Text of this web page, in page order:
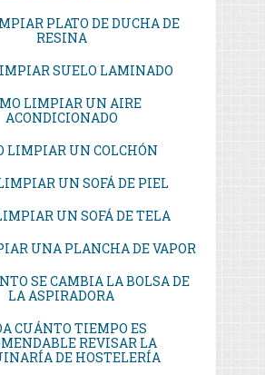
PLATO DE DUCHA DE
RESINA
SUELO LAMINADO
LIMPIAR UN AIRE
ACONDICIONADO
LIMPIAR UN COLCHÓN
UN SOFÁ DE PIEL
UN SOFÁ DE TELA
UNA PLANCHA DE VAPOR
SE CAMBIA LA BOLSA DE
LA ASPIRADORA
CUÁNTO TIEMPO ES
REVISAR LA
DE HOSTELERÍA